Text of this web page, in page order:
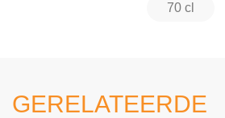
70 cl
GERELATEERDE